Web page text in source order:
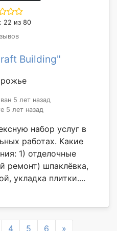
22 из 80
Building"
5 лет назад
5 лет назад
набор услуг в
работах. Какие
1) отделочные
ремонт) шпаклёвка,
укладка плитки....
4 5 6 »